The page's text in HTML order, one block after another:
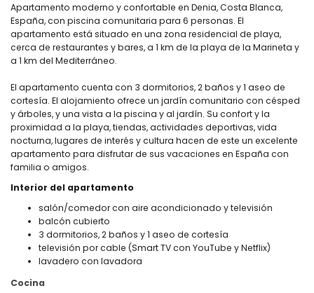
Apartamento moderno y confortable en Denia, Costa Blanca,
España, con piscina comunitaria para 6 personas. El
apartamento está situado en una zona residencial de playa,
cerca de restaurantes y bares, a 1 km de la playa de la Marineta y
a 1 km del Mediterráneo.
El apartamento cuenta con 3 dormitorios, 2 baños y 1 aseo de
cortesía. El alojamiento ofrece un jardín comunitario con césped
y árboles, y una vista a la piscina y al jardín. Su confort y la
proximidad a la playa, tiendas, actividades deportivas, vida
nocturna, lugares de interés y cultura hacen de este un excelente
apartamento para disfrutar de sus vacaciones en España con
familia o amigos.
Interior del apartamento
salón/comedor con aire acondicionado y televisión
balcón cubierto
3 dormitorios, 2 baños y 1 aseo de cortesía
televisión por cable (Smart TV con YouTube y Netflix)
lavadero con lavadora
Cocina